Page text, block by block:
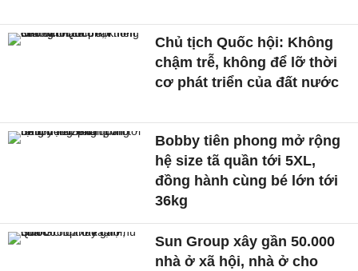
Chủ tịch Quốc hội: Không
chậm trễ, không để lỡ thời
cơ phát triển của đất nước
Bobby tiên phong mở rộng
hệ size tã quần tới 5XL,
đồng hành cùng bé lớn tới
36kg
Sun Group xây gần 50.000
nhà ở xã hội, nhà ở cho